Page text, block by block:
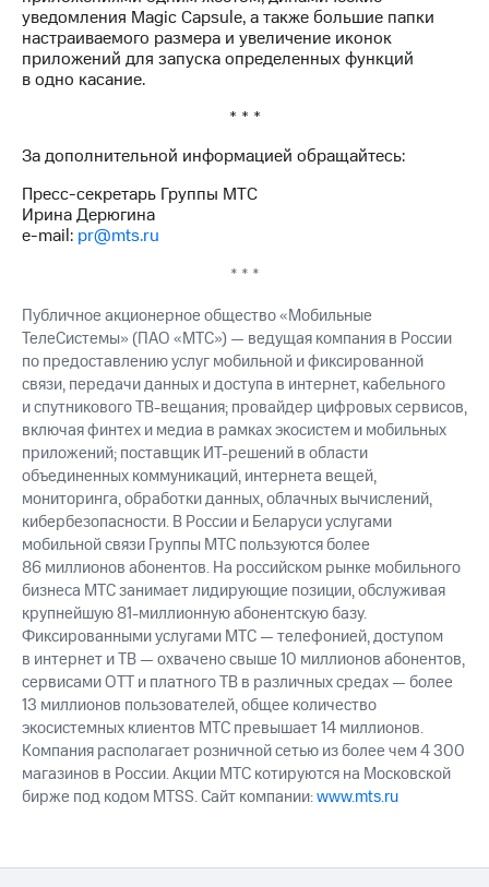
уведомления Magic Capsule, а также большие папки
настраиваемого размера и увеличение иконок
приложений для запуска определенных функций
в одно касание.
* * *
За дополнительной информацией обращайтесь:
Пресс-секретарь Группы МТС
Ирина Дерюгина
e-mail: pr@mts.ru
* * *
Публичное акционерное общество «Мобильные
ТелеСистемы» (ПАО «МТС») — ведущая компания в России
по предоставлению услуг мобильной и фиксированной
связи, передачи данных и доступа в интернет, кабельного
и спутникового ТВ-вещания; провайдер цифровых сервисов,
включая финтех и медиа в рамках экосистем и мобильных
приложений; поставщик ИТ-решений в области
объединенных коммуникаций, интернета вещей,
мониторинга, обработки данных, облачных вычислений,
кибербезопасности. В России и Беларуси услугами
мобильной связи Группы МТС пользуются более
86 миллионов абонентов. На российском рынке мобильного
бизнеса МТС занимает лидирующие позиции, обслуживая
крупнейшую 81-миллионную абонентскую базу.
Фиксированными услугами МТС — телефонией, доступом
в интернет и ТВ — охвачено свыше 10 миллионов абонентов,
сервисами OTT и платного ТВ в различных средах — более
13 миллионов пользователей, общее количество
экосистемных клиентов МТС превышает 14 миллионов.
Компания располагает розничной сетью из более чем 4 300
магазинов в России. Акции МТС котируются на Московской
бирже под кодом MTSS. Сайт компании:www.mts.ru